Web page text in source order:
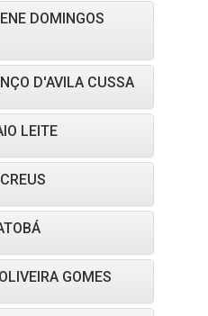
DOMINGOS
D'AVILA CUSSA
LEITE
GOMES